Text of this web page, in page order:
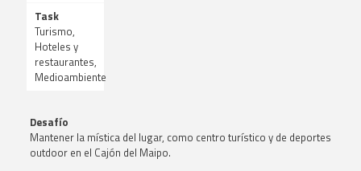
Task
Turismo,
Hoteles y
restaurantes,
Medioambiente
Desafío
Mantener la mística del lugar, como centro turístico y de deportes
outdoor en el Cajón del Maipo.